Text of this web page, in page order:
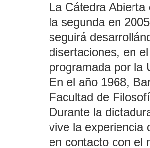
La Cátedra
la segunda en
seguirá
disertaciones, en
programada por la
En el año 1968,
Facultad de
Durante la
vive la experiencia
en contacto con el